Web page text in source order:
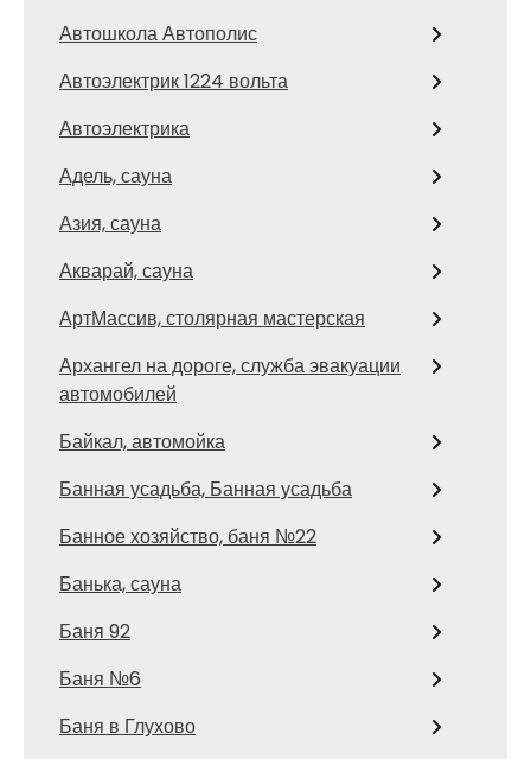
Автошкола Автополис
Автоэлектрик 1224 вольта
Автоэлектрика
Адель, сауна
Азия, сауна
Акварай, сауна
АртМассив, столярная мастерская
Архангел на дороге, служба эвакуации
автомобилей
Байкал, автомойка
Банная усадьба, Банная усадьба
Банное хозяйство, баня №22
Банька, сауна
Баня 92
Баня №6
Баня в Глухово